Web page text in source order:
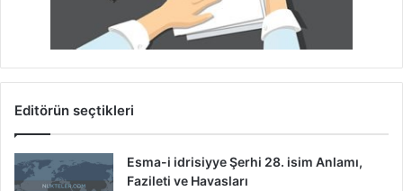
Editörün seçtikleri
Esma-i idrisiyye Şerhi 28. isim Anlamı,
Fazileti ve Havasları